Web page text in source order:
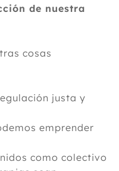
de nuestra
cosas
justa y
emprender
como colectivo